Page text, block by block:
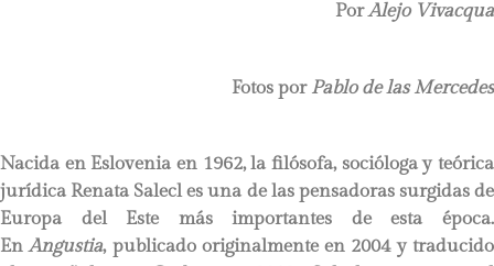
PorAlejo Vivacqua
Fotos por Pablo de las Mercedes
Nacida en Eslovenia en 1962, la filósofa, socióloga y teórica
jurídica Renata Salecl es una de las pensadoras surgidas de
Europa del Este más importantes de esta época.
EnAngustia, publicado originalmente en 2004 y traducido